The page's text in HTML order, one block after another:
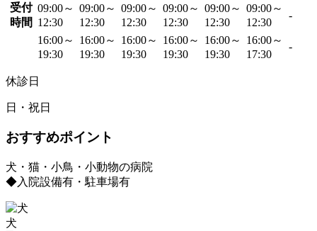
受付
時間
09:00～
12:30
09:00～
12:30
09:00～
12:30
09:00～
12:30
09:00～
12:30
09:00～
12:30
-
16:00～
19:30
16:00～
19:30
16:00～
19:30
16:00～
19:30
16:00～
19:30
16:00～
17:30
-
休診日
日・祝日
おすすめポイント
犬・猫・小鳥・小動物の病院
◆入院設備有・駐車場有
犬